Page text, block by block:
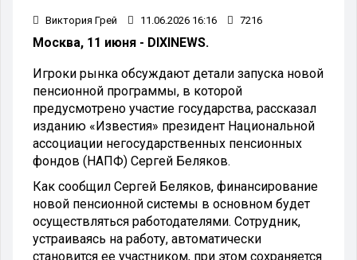
Виктория Грей 11.06.2026 16:16 7216
Москва, 11 июня - DIXINEWS.
Игроки рынка обсуждают детали запуска новой
пенсионной программы, в которой
предусмотрено участие государства, рассказал
изданию «Известия» президент Национальной
ассоциации негосударственных пенсионных
фондов (НАПФ) Сергей Беляков.
Как сообщил Сергей Беляков, финансирование
новой пенсионной системы в основном будет
осуществляться работодателями. Сотрудник,
устраиваясь на работу, автоматически
становится ее участником, при этом сохраняется